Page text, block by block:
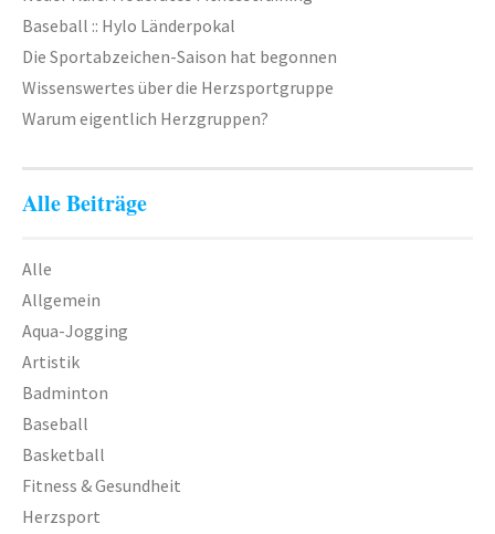
Baseball :: Hylo Länderpokal
Die Sportabzeichen-Saison hat begonnen
Wissenswertes über die Herzsportgruppe
Warum eigentlich Herzgruppen?
Alle Beiträge
Alle
Allgemein
Aqua-Jogging
Artistik
Badminton
Baseball
Basketball
Fitness & Gesundheit
Herzsport